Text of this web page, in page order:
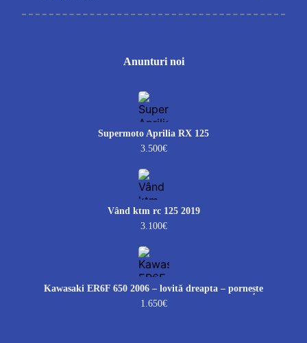
Anunturi noi
Supermoto Aprilia RX 125
3.500€
Vând ktm rc 125 2019
3.100€
Kawasaki ER6F 650 2006 – lovită dreapta – pornește
1.650€